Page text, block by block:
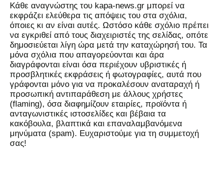
Kάθε αναγνώστης του kapa-news.gr μπορεί να
εκφράζει ελεύθερα τις απόψεις του στα σχόλια,
όποιες κι αν είναι αυτές. Ωστόσο κάθε σχόλιο πρέπει
να εγκριθεί από τους διαχειριστές της σελίδας, οπότε
δημοσιεύεται λίγη ώρα μετά την καταχώρησή του. Τα
μόνα σχόλια που απαγορεύονται και άρα
διαγράφονται είναι όσα περιέχουν υβριστικές ή
προσβλητικές εκφράσεις ή φωτογραφίες, αυτά που
γράφονται μόνο για να προκαλέσουν αναταραχή ή
προσωπική αντιπαράθεση με άλλους χρήστες
(flaming), όσα διαφημίζουν εταιρίες, προϊόντα ή
ανταγωνιστικές ιστοσελίδες και βέβαια τα
κακόβουλα, βλαπτικά και επαναλαμβανόμενα
μηνύματα (spam). Ευχαριστούμε για τη συμμετοχή
σας!